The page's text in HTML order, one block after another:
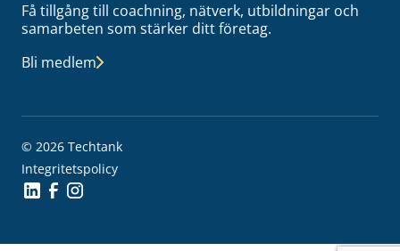
Få tillgång till coachning, nätverk, utbildningar och
samarbeten som stärker ditt företag.
Bli medlem
© 2026 Techtank
Integritetspolicy
Social Icon
Social Icon
Social Icon